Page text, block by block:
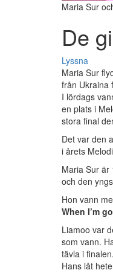
Maria Sur
De
Lyssna
Maria Sur
från Ukraina
I lördags
en plats i
stora final
Det var den
i årets
Maria Sur är
och den
Hon vann
When I’m
Liamoo var
som vann.
tävla i finalen.
Hans låt